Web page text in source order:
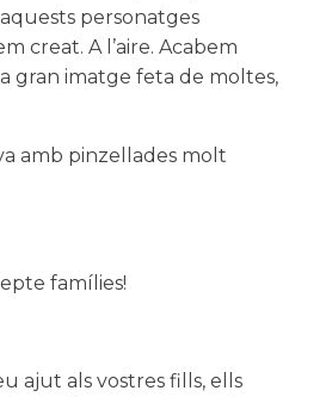
personatges
creat. A l’aire. Acabem
gran imatge feta de moltes,
amb pinzellades molt
famílies!
ajut als vostres fills, ells